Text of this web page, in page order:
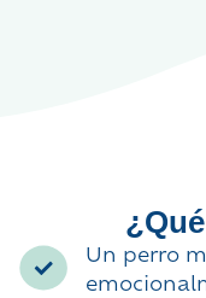
Un perro